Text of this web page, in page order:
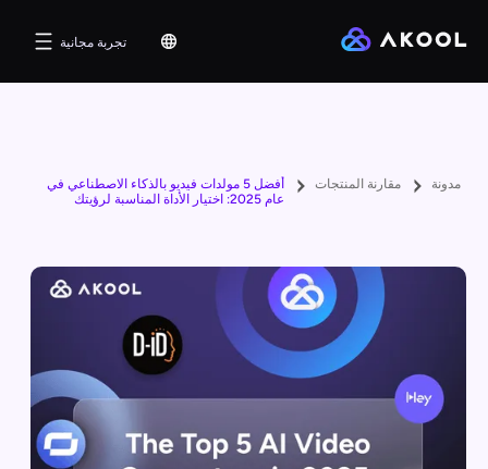
تجربة مجانية
مدونة مقارنة المنتجات
أفضل 5 مولدات فيديو بالذكاء الاصطناعي في
عام 2025: اختيار الأداة المناسبة لرؤيتك